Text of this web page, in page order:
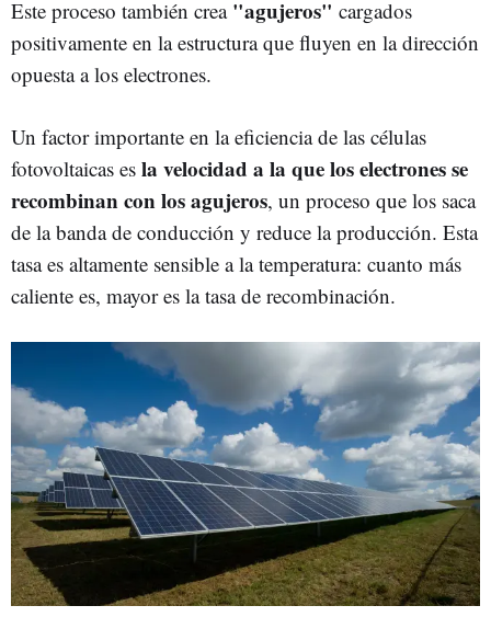
Este proceso también crea "agujeros" cargados
positivamente en la estructura que fluyen en la dirección
opuesta a los electrones.
Un factor importante en la eficiencia de las células
fotovoltaicas es la velocidad a la que los electrones se
recombinan con los agujeros, un proceso que los saca
de la banda de conducción y reduce la producción. Esta
tasa es altamente sensible a la temperatura: cuanto más
caliente es, mayor es la tasa de recombinación.